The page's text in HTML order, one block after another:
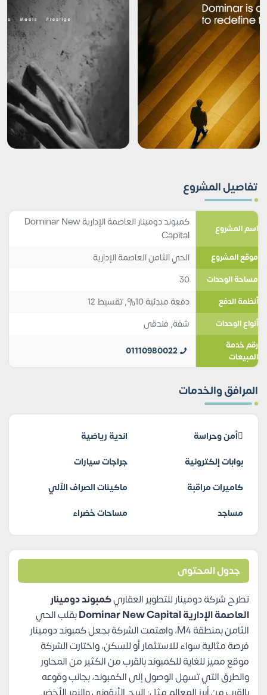
تفاصيل المشروع
اسم المشروع
كمبوند دومينار العاصمة الإدارية Dominar New
Capital
موقع المشروع الحي الثامن العاصمة الإدارية
مساحة الوحدات 30
أنظمة الدفع دفعة مبدئية 10%, تقسيط 12
أنواع الوحدات شقة, فندقى
رقم خدمة
المبيعات
01110980022
المرافق والخدمات
أمن وحراسة
اندية رياضية
بوابات إلكترونية
جراجات سيارات
كاميرات مراقبة
ماكينات الصراف الآلي
مساجد
مساحات خضراء
جدول المحتوى
تطرح شركة دومينار للتطوير العقاريكمبوند دومينار
العاصمة الإدارية Dominar New Capital
بقلب الحي
الثامن بمنطقة M4، واهتمت الشركة بجعل كمبوند دومينار
فرصة مثالية سواء للاستثمار أو للسكن، واختارت الشركة
موقع مميز للغاية للكمبوند بالقرب من الكثير من المحاور
والطرق التي تسهل الوصول إلى الكمبوند، بجانب وقوعه